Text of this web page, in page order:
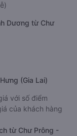
Dương từ Chư
(Gia Lai)
với số điểm
của khách hàng
từ Chư Prông -